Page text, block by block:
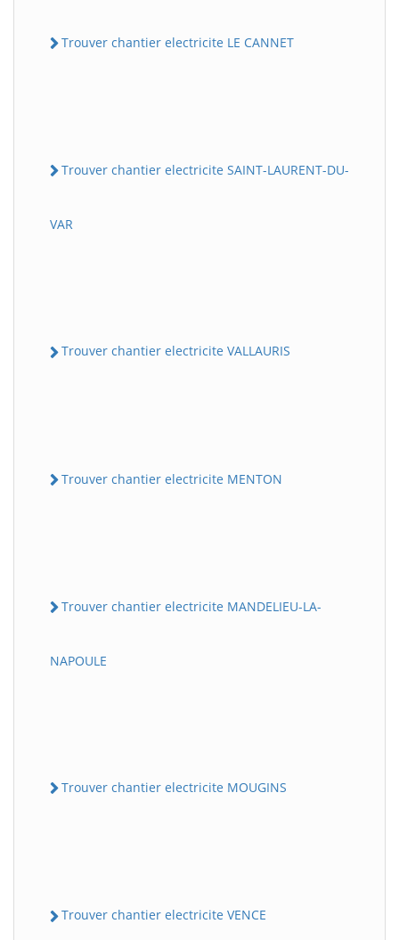
Trouver chantier electricite LE CANNET
Trouver chantier electricite SAINT-LAURENT-DU-
VAR
Trouver chantier electricite VALLAURIS
Trouver chantier electricite MENTON
Trouver chantier electricite MANDELIEU-LA-
NAPOULE
Trouver chantier electricite MOUGINS
Trouver chantier electricite VENCE